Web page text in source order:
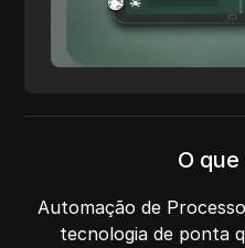
O que
Automação de
tecnologia de ponta